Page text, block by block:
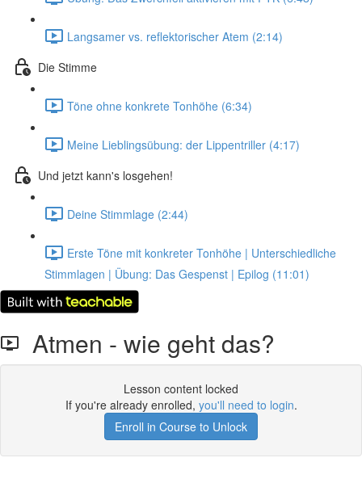
Langsamer vs. reflektorischer Atem (2:14)
Die Stimme
Töne ohne konkrete Tonhöhe (6:34)
Meine Lieblingsübung: der Lippentriller (4:17)
Und jetzt kann's losgehen!
Deine Stimmlage (2:44)
Erste Töne mit konkreter Tonhöhe | Unterschiedliche
Stimmlagen | Übung: Das Gespenst | Epilog (11:01)
Atmen - wie geht das?
Lesson content locked
If you're already enrolled, you'll need to login.
Enroll in Course to Unlock